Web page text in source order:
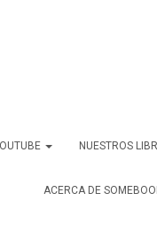
NUESTROS
ACERCA DE